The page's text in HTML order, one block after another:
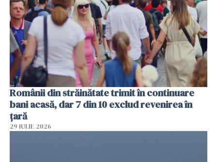
Românii din străinătate trimit în continuare
bani acasă, dar 7 din 10 exclud revenirea în
țară
29 IULIE 2026